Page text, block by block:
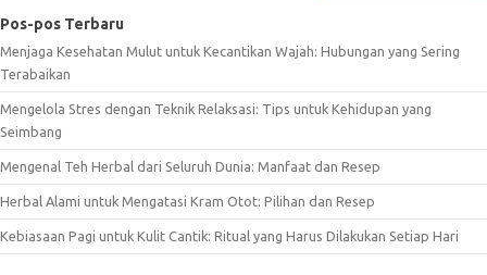
Pos-pos Terbaru
Menjaga Kesehatan Mulut untuk Kecantikan Wajah: Hubungan yang Sering
Terabaikan
Mengelola Stres dengan Teknik Relaksasi: Tips untuk Kehidupan yang
Seimbang
Mengenal Teh Herbal dari Seluruh Dunia: Manfaat dan Resep
Herbal Alami untuk Mengatasi Kram Otot: Pilihan dan Resep
Kebiasaan Pagi untuk Kulit Cantik: Ritual yang Harus Dilakukan Setiap Hari